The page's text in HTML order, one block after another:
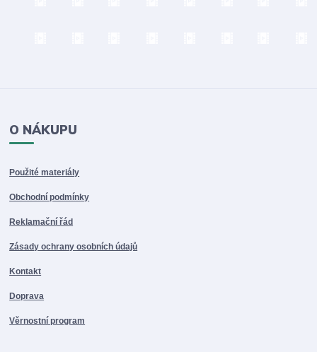
O NÁKUPU
Použité materiály
Obchodní podmínky
Reklamační řád
Zásady ochrany osobních údajů
Kontakt
Doprava
Věrnostní program